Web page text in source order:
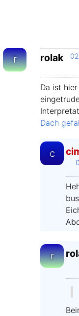
r rolak
Da ist
Dach
c
r